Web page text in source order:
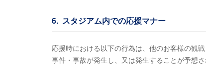
6. スタジアム内での応援マナー
応援時における以下の行為は、他のお客様の観
事件・事故が発生し、又は発生することが予想